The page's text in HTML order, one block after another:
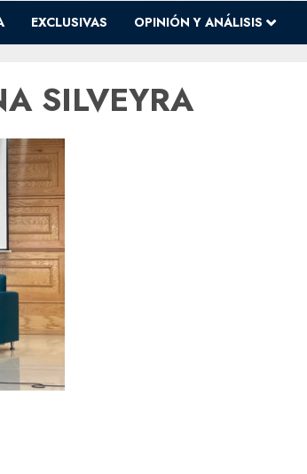
EXCLUSIVAS OPINIÓN Y ANÁLISIS
SILVEYRA